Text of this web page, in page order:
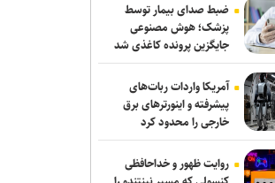
ضبط صدای بیمار توسط
پزشک؛ هوش مصنوعی
جایگزین پرونده کاغذی شد
آمریکا واردات ربات‌های
پیشرفته و اینورترهای برق
خارجی را محدود کرد
روایت ظهور و خداحافظی